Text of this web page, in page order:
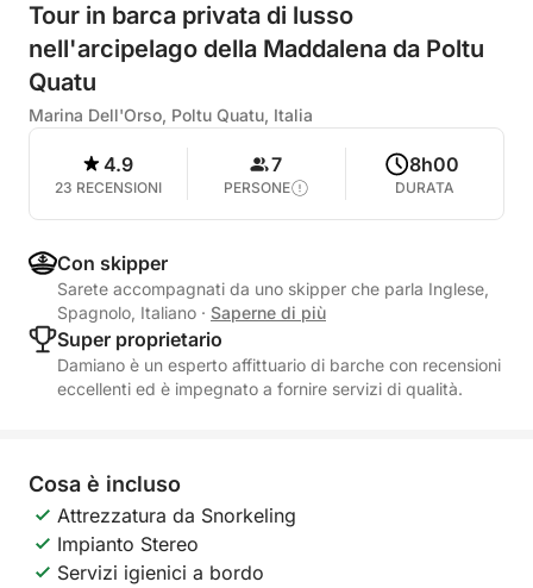
Tour in barca privata di lusso
nell'arcipelago della Maddalena da Poltu
Quatu
Marina Dell'Orso, Poltu Quatu, Italia
4.9
23 RECENSIONI
7
PERSONE
8h00
DURATA
Con skipper
Sarete accompagnati da uno skipper che parla Inglese,
Spagnolo, Italiano · Saperne di più
Super proprietario
Damiano è un esperto affittuario di barche con recensioni
eccellenti ed è impegnato a fornire servizi di qualità.
Cosa è incluso
Attrezzatura da Snorkeling
Impianto Stereo
Servizi igienici a bordo